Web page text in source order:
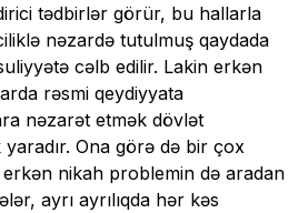
tədbirlər görür, bu hallarla
nəzardə tutulmuş qaydada
cəlb edilir. Lakin erkən
rəsmi qeydiyyata
nəzarət etmək dövlət
Ona görə də bir çox
nikah problemin də aradan
ayrı ayrılıqda hər kəs